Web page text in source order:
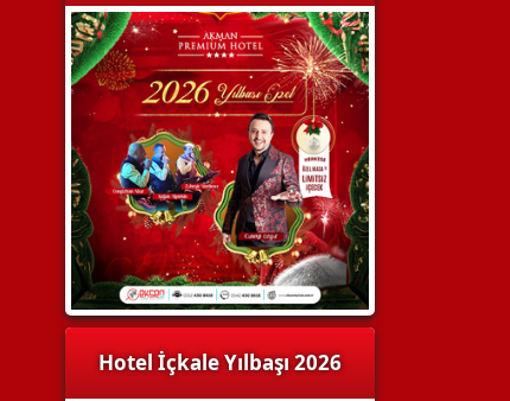
Hotel İçkale Yılbaşı 2026